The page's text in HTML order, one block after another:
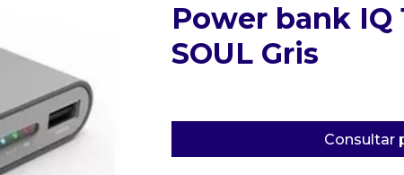
Power bank IQ
SOUL Gris
Consultar